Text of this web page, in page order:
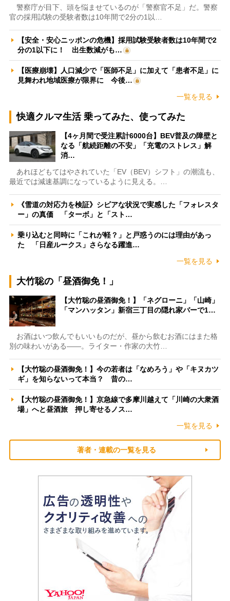
警察庁が目下、頭を悩ませているのが「警察官不足」だ。警察
官の採用試験の受験者数は10年間で2分の1以…
【安全・安心ニッポンの危機】採用試験受験者数は10年間で2
分の1以下に！ 出生数減がも…
【医療崩壊】人口減少で「医師不足」に加えて「患者不足」に
見舞われ地域医療が限界に 今後…
一覧を見る
快適クルマ生活 乗ってみた、使ってみた
【4ヶ月間で受注累計6000台】BEV普及の障壁と
なる「航続距離の不安」「充電のストレス」解
消…
あれほどもてはやされていた「EV（BEV）シフト」の潮流も、
最近では減速基調になっているように見える。…
《雪道の対応力を検証》シビアな状況で実感した「フォレスタ
ー」の真価 「ターボ」と「スト…
乗り込むと同時に「これが軽？」と戸惑うのには理由があっ
た 「日産ルークス」さらなる躍進…
一覧を見る
大竹聡の「昼酒御免！」
【大竹聡の昼酒御免！】「ネグローニ」「山崎」
「マンハッタン」新宿三丁目の隠れ家バーで1…
お酒はいつ飲んでもいいものだが、昼から飲むお酒にはまた格
別の味わいがある――。ライター・作家の大竹…
【大竹聡の昼酒御免！】今の若者は「なめろう」や「キヌカツ
ギ」を知らないって本当？ 昔の…
【大竹聡の昼酒御免！】京急線で多摩川越えて「川崎の大衆酒
場」へと昼酒旅 押し寄せるノス…
一覧を見る
著者・連載の一覧を見る